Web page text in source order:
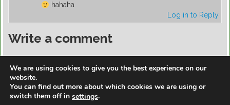
hahaha
Log in to Reply
Write a comment
https://golfdiscountmall.com/Tax_Credit
We are using cookies to give you the best experience on our
website.
You can find out more about which cookies we are using or
switch them off in settings.